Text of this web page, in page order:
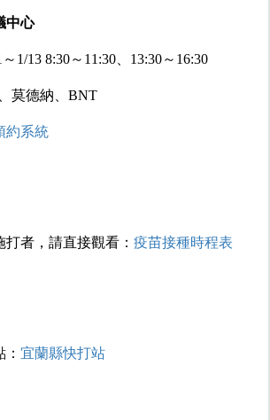
中心
～1/13 8:30～11:30、13:30～16:30
莫德納、BNT
約系統
打者，請直接觀看： 疫苗接種時程表
宜蘭縣快打站